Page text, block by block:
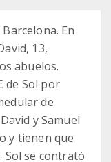
En
13,
abuelos.
de Sol por
de
y Samuel
y tienen que
Sol se contrató